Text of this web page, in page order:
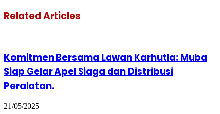
Related Articles
Komitmen Bersama Lawan Karhutla: Muba
Siap Gelar Apel Siaga dan Distribusi
Peralatan.
21/05/2025